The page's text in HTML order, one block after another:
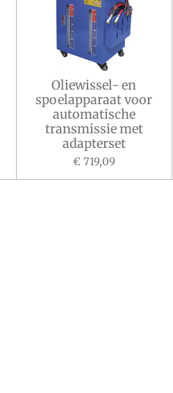
Oliewissel- en
spoelapparaat voor
automatische
transmissie met
adapterset
€ 719,09